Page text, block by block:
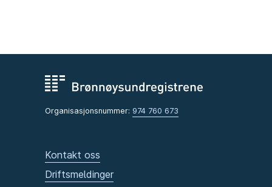
Organisasjonsnummer: 974 760 673
Kontakt oss
Driftsmeldinger